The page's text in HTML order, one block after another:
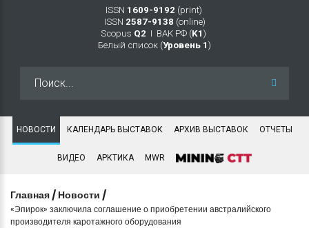
ISSN 1609-9192 (print)
ISSN 2587-9138 (online)
Scopus Q2 Ι ВАК РФ (K1 )
Белый список (Уровень 1 )
НОВОСТИ КАЛЕНДАРЬ ВЫСТАВОК АРХИВ ВЫСТАВОК ОТЧЕТЫ
ВИДЕО АРКТИКА MWR
Главная / Новости /
«Эпирок» заключила соглашение о приобретении австралийского
производителя каротажного оборудования